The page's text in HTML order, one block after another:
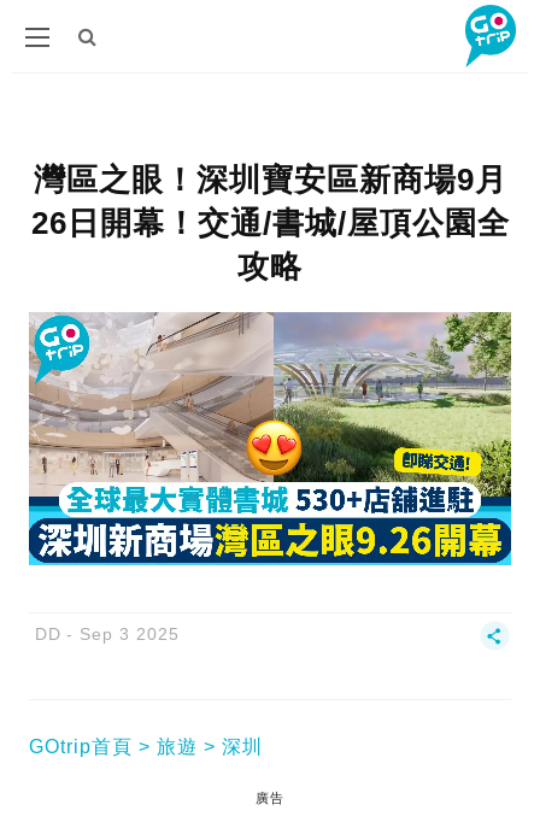
灣區之眼！深圳寶安區新商場9月
26日開幕！交通/書城/屋頂公園全
攻略
DD Sep 3 2025
GOtrip首頁 旅遊 深圳
廣告